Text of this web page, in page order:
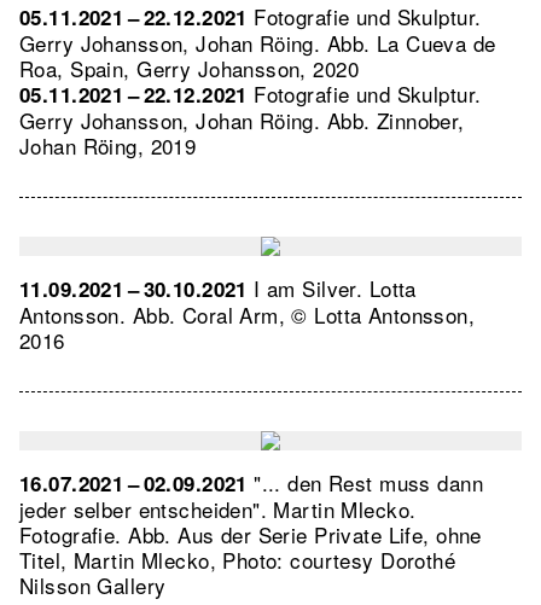
05.11.2021 – 22.12.2021 Fotografie und Skulptur.
Gerry Johansson, Johan Röing. Abb. La Cueva de
Roa, Spain, Gerry Johansson, 2020
05.11.2021 – 22.12.2021 Fotografie und Skulptur.
Gerry Johansson, Johan Röing. Abb. Zinnober,
Johan Röing, 2019
11.09.2021 – 30.10.2021 I am Silver. Lotta
Antonsson. Abb. Coral Arm, © Lotta Antonsson,
2016
16.07.2021 – 02.09.2021"... den Rest muss dann
jeder selber entscheiden". Martin Mlecko.
Fotografie.Abb. Aus der Serie Private Life, ohne
Titel, Martin Mlecko, Photo: courtesy Dorothé
Nilsson Gallery